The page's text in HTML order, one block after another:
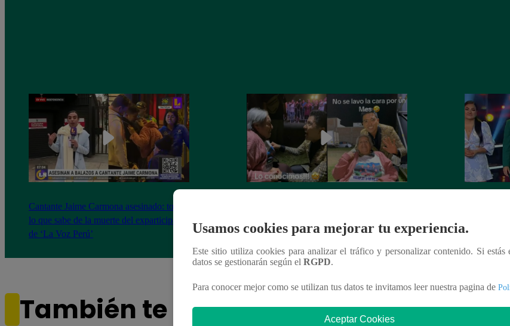
Cantante Jaime Carmona asesinado: todo
lo que sabe de la muerte del exparticipante
de ‘La Voz Perú’
También te puede interesar
Usamos cookies para mejorar tu experiencia.
Este sitio utiliza cookies para analizar el tráfico y personalizar contenido. Si
datos se gestionarán según el RGPD.
Para conocer mejor como se utilizan tus datos te invitamos leer nuestra pagina de
Aceptar Cookies